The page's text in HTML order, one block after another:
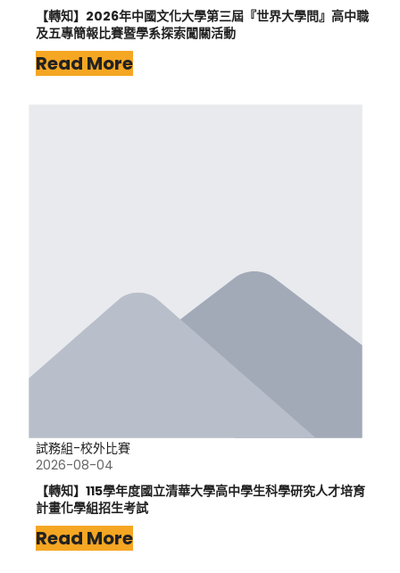
【轉知】2026年中國文化大學第三屆『世界大學問』高中職
及五專簡報比賽暨學系探索闖關活動
Read More
試務組-校外比賽
2026-08-04
【轉知】115學年度國立清華大學高中學生科學研究人才培育
計畫化學組招生考試
Read More